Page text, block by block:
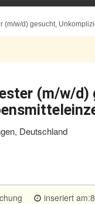
(m/w/d) gesucht,
(m/w/
Deutschland
inseriert